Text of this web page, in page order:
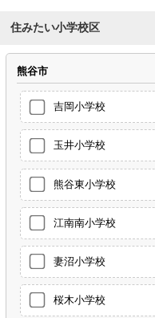
住みたい小学校区
熊谷市
吉岡小学校
玉井小学校
熊谷東小学校
江南南小学校
妻沼小学校
桜木小学校